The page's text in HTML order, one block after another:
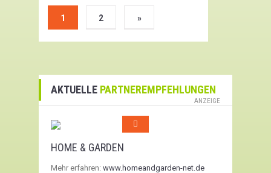
1 2 »
AKTUELLE PARTNEREMPFEHLUNGEN
ANZEIGE
HOME & GARDEN
Mehr erfahren: www.homeandgarden-net.de